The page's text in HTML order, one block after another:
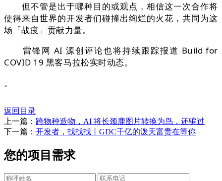
但不管是出于哪种目的或观点，相信这一次合作将
使得来自世界的开发者们碰撞出绚烂的火花，共同为这
场「战疫」贡献力量。
雷锋网 AI 源创评论也将持续跟踪报道 Build for
COVID 19 黑客马拉松实时动态。
。
返回目录
上一篇： 跨物种造物，AI 将长颈鹿图片转换为鸟，还骗过
下一篇： 开发者，找找找丨GDC千亿的泼天富贵在等你
您的项目需求